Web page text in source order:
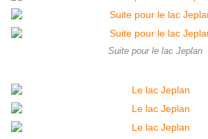
Suite pour le lac Jeplan